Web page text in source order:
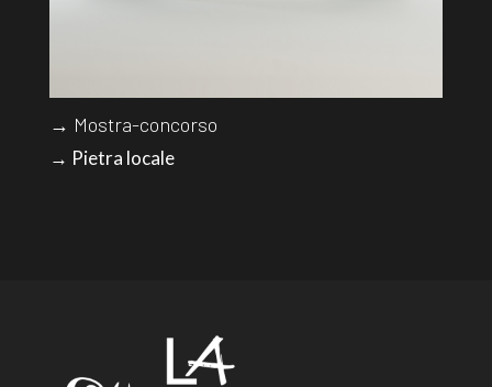
→ Mostra-concorso
→ Pietra locale